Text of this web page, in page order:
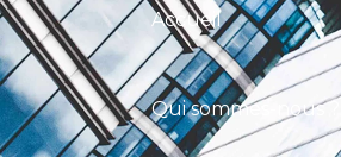
Accueil
Qui sommes-nous ?